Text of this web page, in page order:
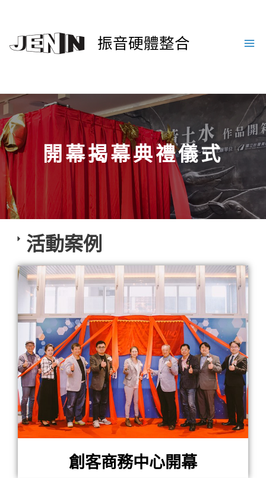
振音硬體整合
開幕揭幕典禮儀式
活動案例
創客商務中心開幕